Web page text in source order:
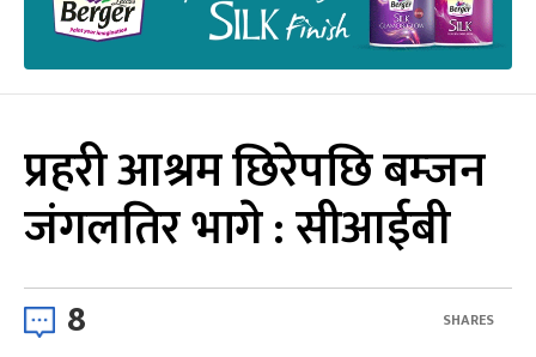
प्रहरी आश्रम छिरेपछि बम्जन
जंगलतिर भागे : सीआईबी
8 SHARES